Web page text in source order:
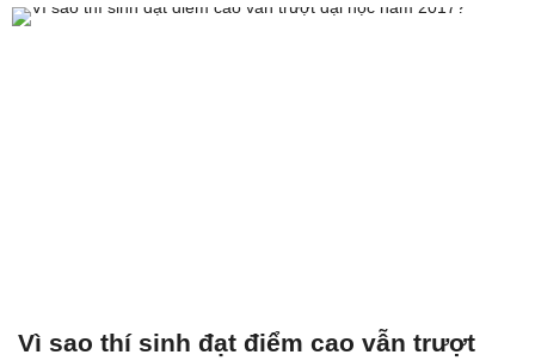
Vì sao thí sinh đạt điểm cao vẫn trượt